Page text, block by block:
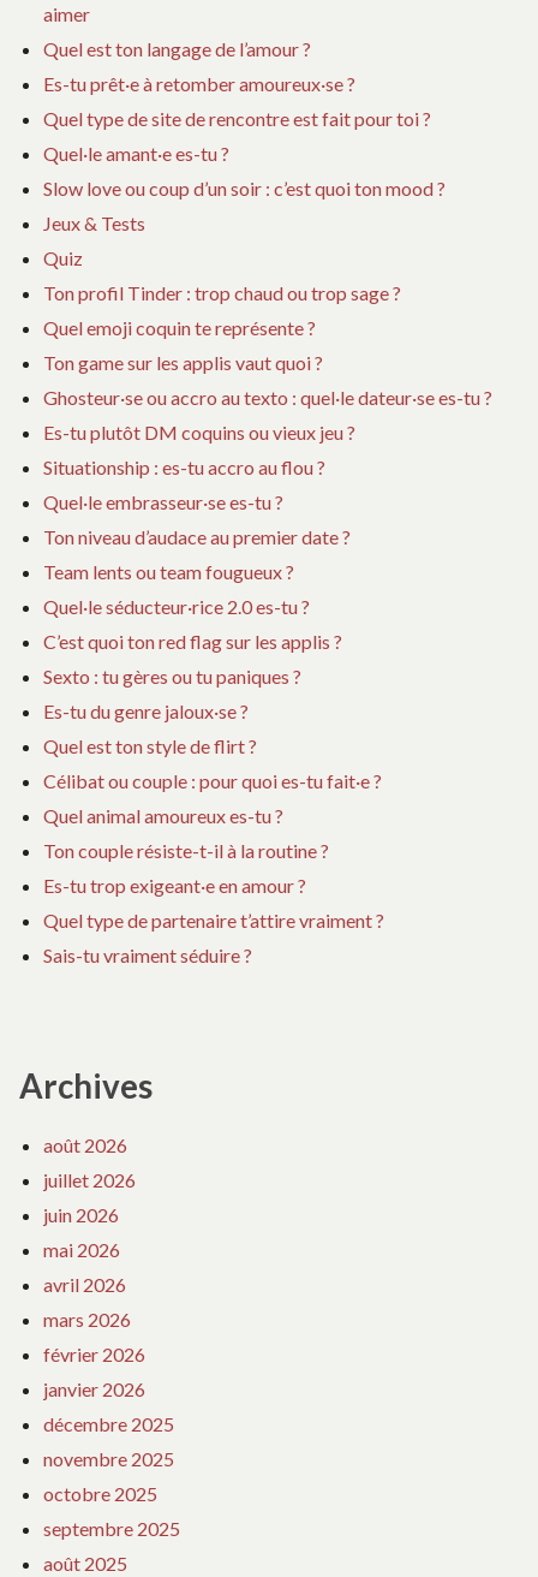
aimer
Quel est ton langage de l’amour ?
Es-tu prêt·e à retomber amoureux·se ?
Quel type de site de rencontre est fait pour toi ?
Quel·le amant·e es-tu ?
Slow love ou coup d’un soir : c’est quoi ton mood ?
Jeux & Tests
Quiz
Ton profil Tinder : trop chaud ou trop sage ?
Quel emoji coquin te représente ?
Ton game sur les applis vaut quoi ?
Ghosteur·se ou accro au texto : quel·le dateur·se es-tu ?
Es-tu plutôt DM coquins ou vieux jeu ?
Situationship : es-tu accro au flou ?
Quel·le embrasseur·se es-tu ?
Ton niveau d’audace au premier date ?
Team lents ou team fougueux ?
Quel·le séducteur·rice 2.0 es-tu ?
C’est quoi ton red flag sur les applis ?
Sexto : tu gères ou tu paniques ?
Es-tu du genre jaloux·se ?
Quel est ton style de flirt ?
Célibat ou couple : pour quoi es-tu fait·e ?
Quel animal amoureux es-tu ?
Ton couple résiste-t-il à la routine ?
Es-tu trop exigeant·e en amour ?
Quel type de partenaire t’attire vraiment ?
Sais-tu vraiment séduire ?
Archives
août 2026
juillet 2026
juin 2026
mai 2026
avril 2026
mars 2026
février 2026
janvier 2026
décembre 2025
novembre 2025
octobre 2025
septembre 2025
août 2025